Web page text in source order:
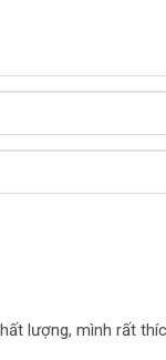
lượng, mình rất